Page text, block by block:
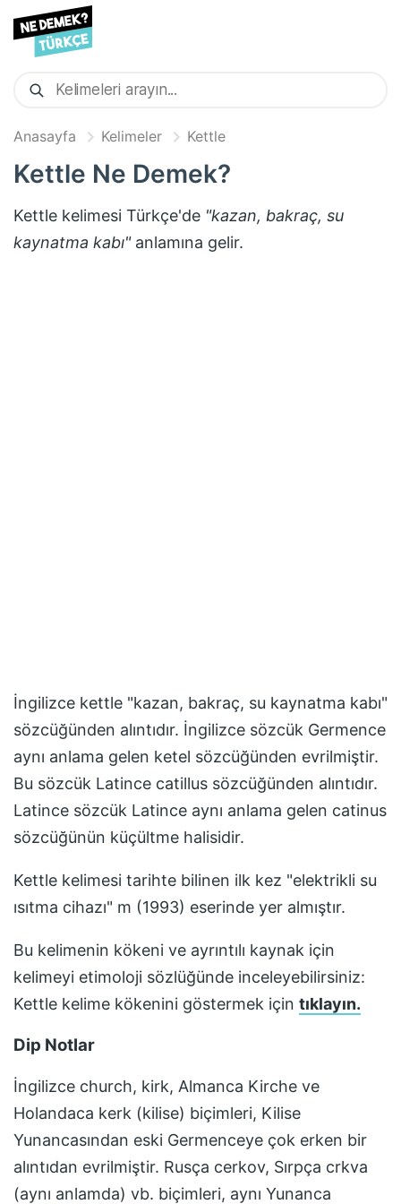
Anasayfa Kelimeler Kettle
Kettle Ne Demek?
Kettle kelimesi Türkçe'de "kazan, bakraç, su
kaynatma kabı"anlamına gelir.
İngilizce kettle "kazan, bakraç, su kaynatma kabı"
sözcüğünden alıntıdır. İngilizce sözcük Germence
aynı anlama gelen ketel sözcüğünden evrilmiştir.
Bu sözcük Latince catillus sözcüğünden alıntıdır.
Latince sözcük Latince aynı anlama gelen catinus
sözcüğünün küçültme halisidir.
Kettle kelimesi tarihte bilinen ilk kez "elektrikli su
ısıtma cihazı" m (1993) eserinde yer almıştır.
Bu kelimenin kökeni ve ayrıntılı kaynak için
kelimeyi etimoloji sözlüğünde inceleyebilirsiniz:
Kettle kelime kökenini göstermek için tıklayın.
Dip Notlar
İngilizce church, kirk, Almanca Kirche ve
Holandaca kerk (kilise) biçimleri, Kilise
Yunancasından eski Germenceye çok erken bir
alıntıdan evrilmiştir. Rusça cerkov, Sırpça crkva
(aynı anlamda) vb. biçimleri, aynı Yunanca